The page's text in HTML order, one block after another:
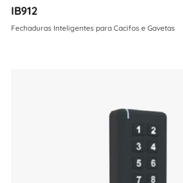
IB912
Fechaduras Inteligentes para Cacifos e Gavetas